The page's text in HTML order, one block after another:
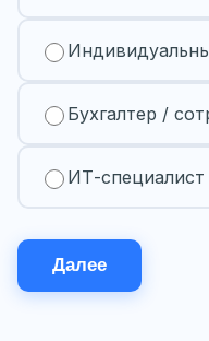
Бухгалтер /
ИТ-специалист
Далее